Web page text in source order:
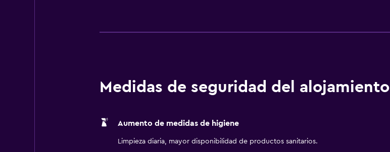
Medidas de seguridad del alojamiento
Aumento de medidas de higiene
Limpieza diaria, mayor disponibilidad de productos sanitarios.